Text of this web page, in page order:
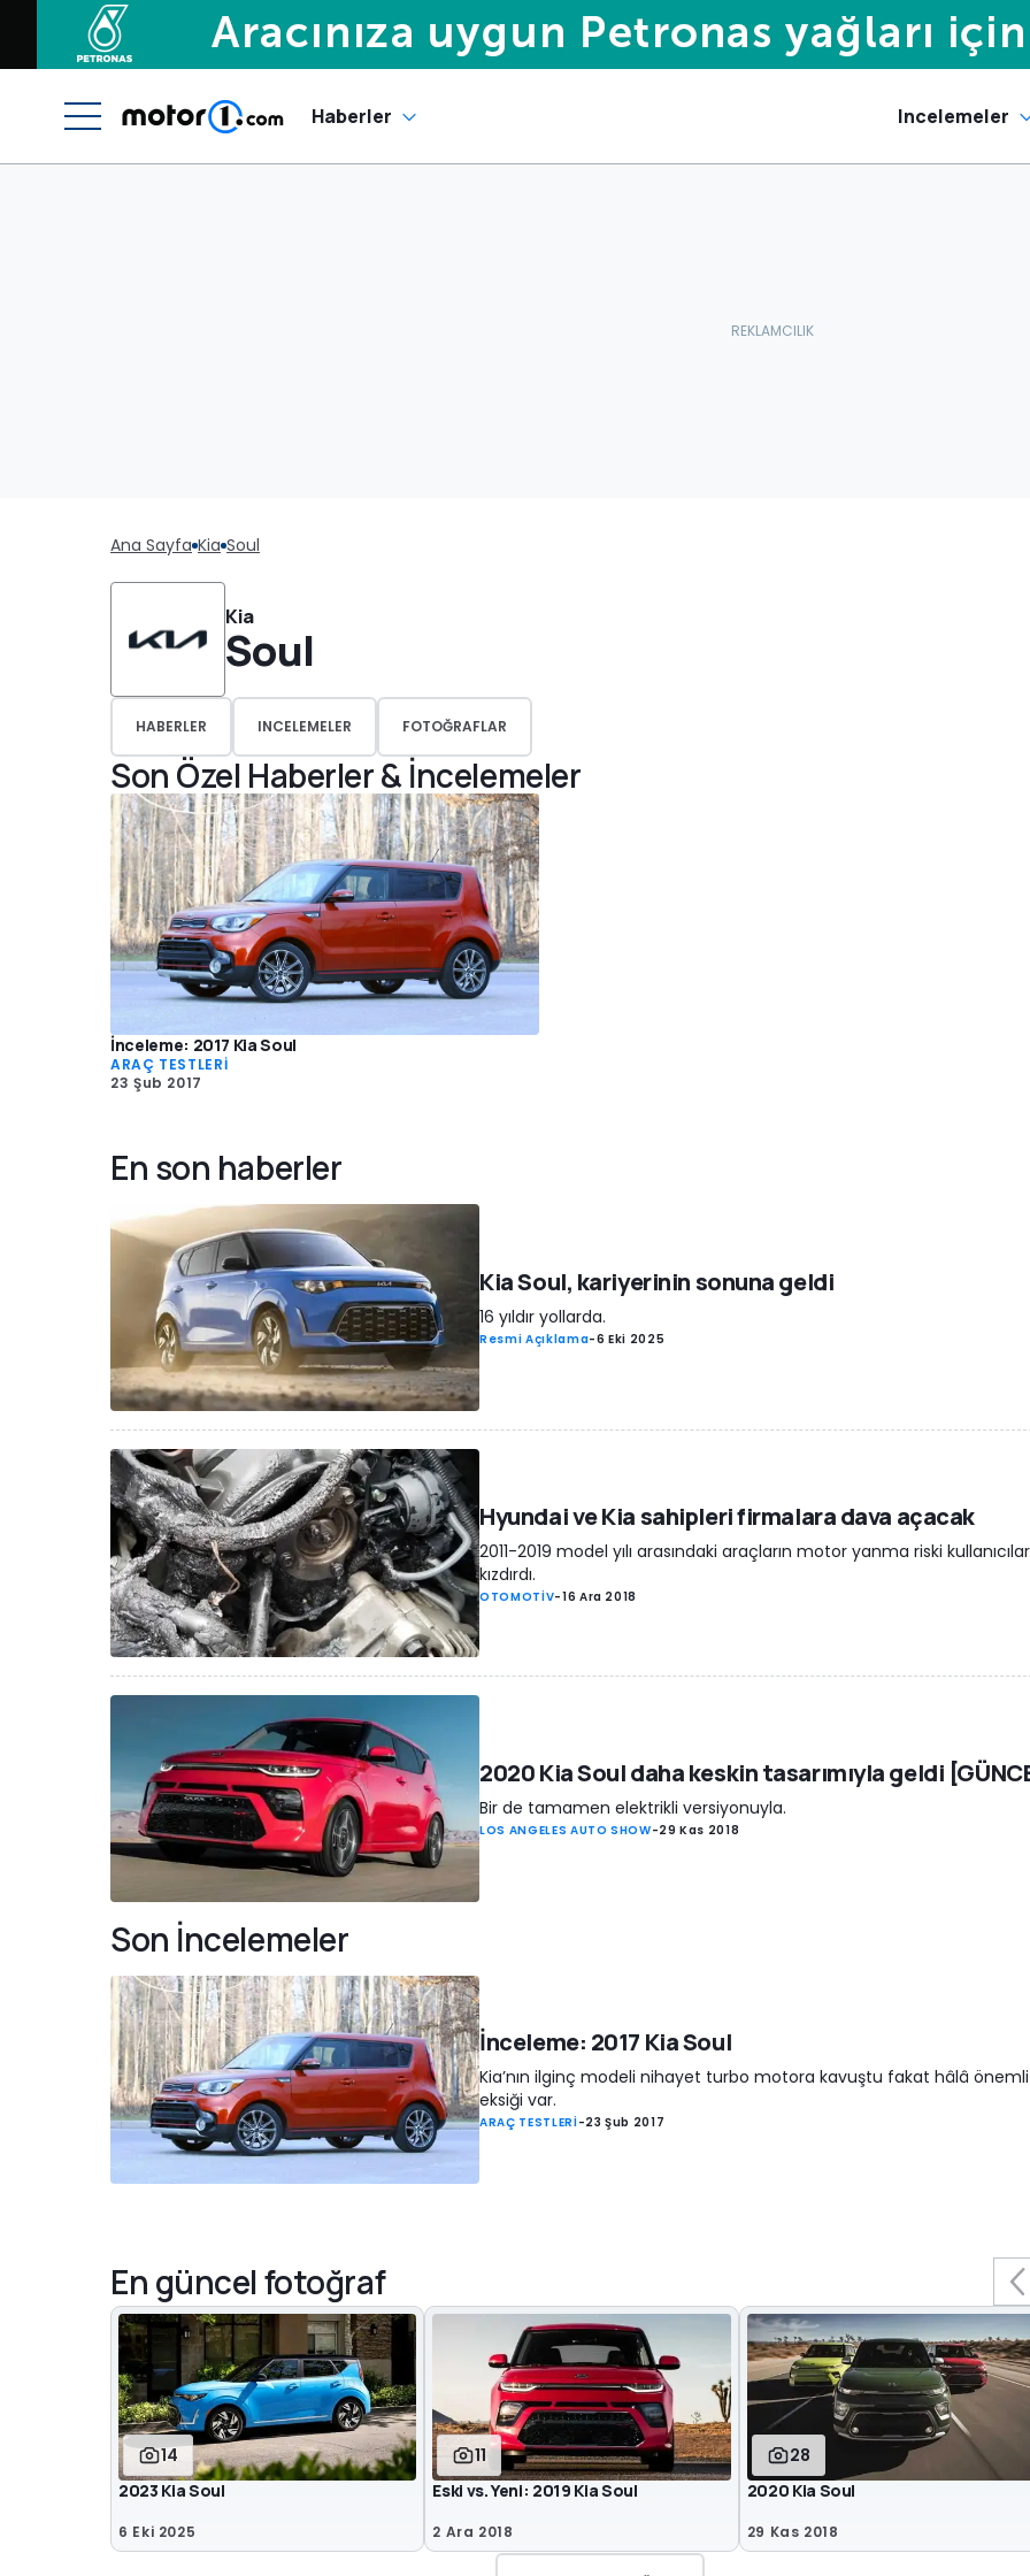
Haberler Incelemeler
Ana Sayfa Kia Soul
Kia
Soul
HABERLER INCELEMELER FOTOĞRAFLAR
Son Özel Haberler & İncelemeler
İnceleme: 2017 Kia Soul
ARAÇ TESTLERİ
23 Şub 2017
En son haberler
Kia Soul, kariyerinin sonuna geldi
16 yıldır yollarda.
Resmi Açıklama-6 Eki 2025
Hyundai ve Kia sahipleri firmalara dava açacak
2011-2019 model yılı arasındaki araçların motor yanma riski
kızdırdı.
OTOMOTİV-16 Ara 2018
2020 Kia Soul daha keskin tasarımıyla geldi
Bir de tamamen elektrikli versiyonuyla.
LOS ANGELES AUTO SHOW-29 Kas 2018
Son İncelemeler
İnceleme: 2017 Kia Soul
Kia’nın ilginç modeli nihayet turbo motora kavuştu fakat hâlâ
eksiği var.
ARAÇ TESTLERİ-23 Şub 2017
En güncel fotoğraf
14
2023 Kia Soul
6 Eki 2025
11
Eski vs. Yeni: 2019 Kia Soul
2 Ara 2018
28
2020 Kia Soul
29 Kas 2018